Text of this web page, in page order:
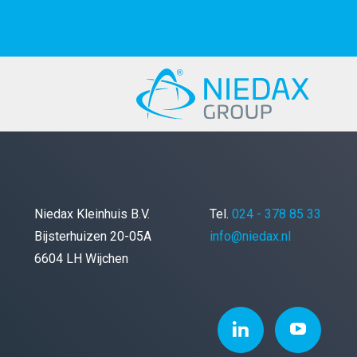
Niedax Kleinhuis B.V.
Bijsterhuizen 20-05A
6604 LH Wijchen
Tel. 024 - 378 85 33
info@niedax.nl